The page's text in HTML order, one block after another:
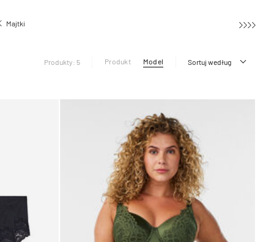
Majtki
Produkty: 5 Produkt Model Sortuj według